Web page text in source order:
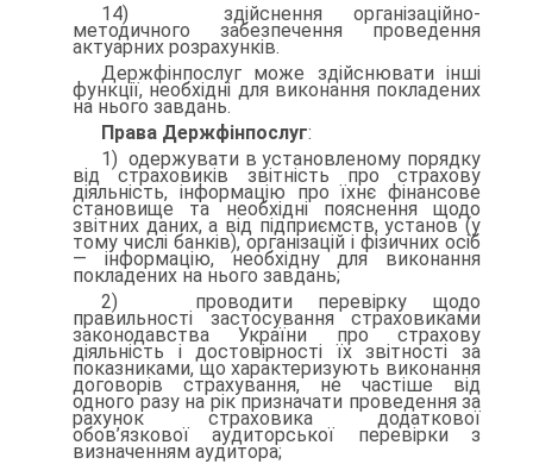
14) здійснення організаційно-
методичного забезпечення про­ведення
актуарних розрахунків.
Держфінпослуг може здійснювати інші
функції, необхідні для виконання покладених
на нього завдань.
Права Держфінпослуг:
1) одержувати в установленому порядку
від страховиків звіт­ність про страхову
діяльність, інформацію про їхнє фінансове
ста­новище та необхідні пояснення щодо
звітних даних, а від підпри­ємств, установ (у
тому числі банків), організацій і фізичних осіб
— інформацію, необхідну для виконання
покладених на нього завдань;
2) проводити перевірку щодо
правильності застосування стра­ховиками
законодавства України про страхову
діяльність і досто­вірності їх звітності за
показниками, що характеризують вико­нання
договорів страхування, не частіше від
одного разу на рік призначати проведення за
рахунок страховика додаткової
обов’язкової аудиторської перевірки з
визначенням аудитора;